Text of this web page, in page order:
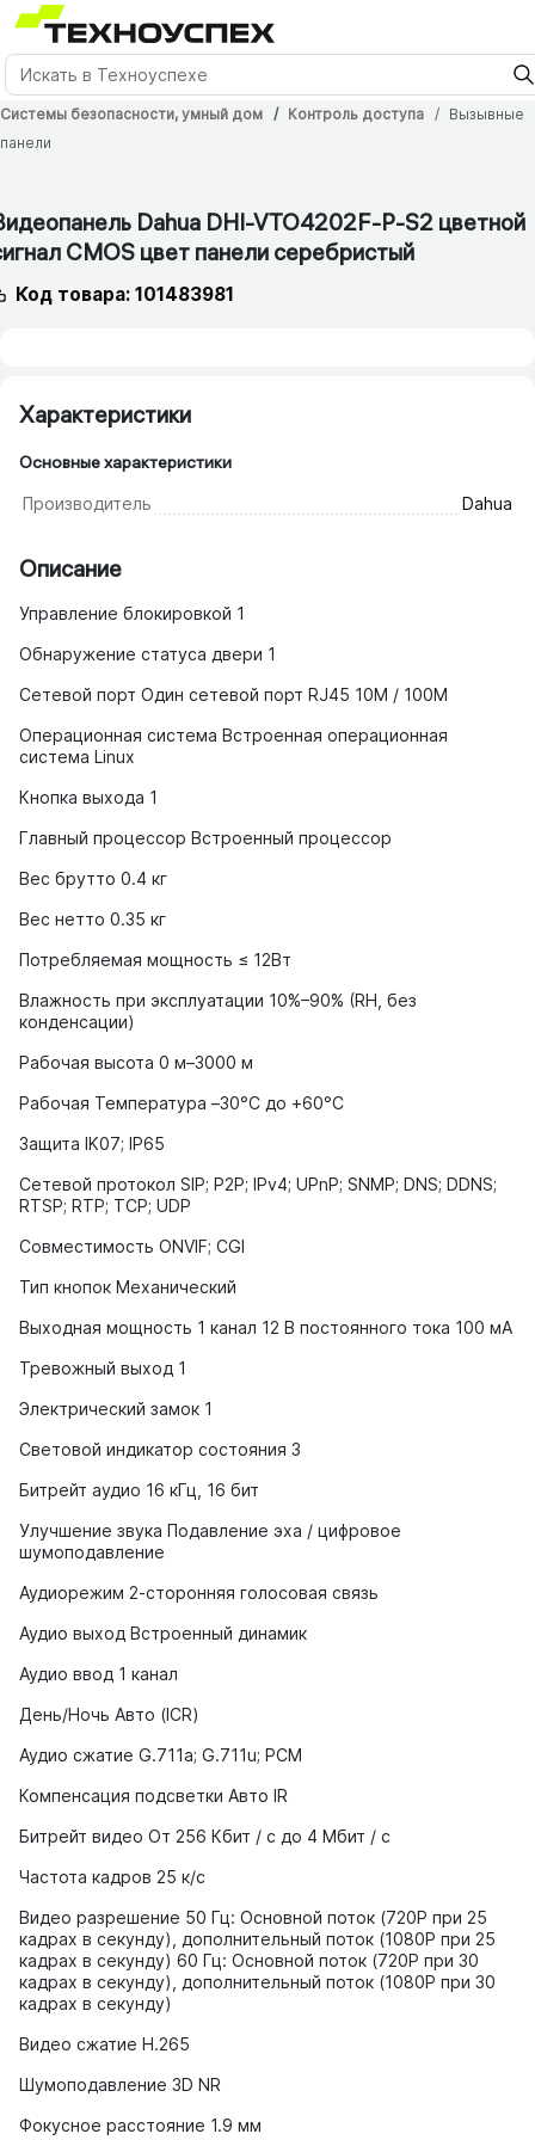
Системы безопасности, умный дом Контроль доступа
Вызывные
панели
Dahua DHI-VTO4202F-P-S2 цветной
CMOS цвет панели серебристый
Код товара: 101483981
Характеристики
Основные характеристики
Производитель Dahua
Описание
Управление блокировкой 1
Обнаружение статуса двери 1
Сетевой порт Один сетевой порт RJ45 10M / 100M
Операционная система Встроенная операционная
система Linux
Кнопка выхода 1
Главный процессор Встроенный процессор
Вес брутто 0.4 кг
Вес нетто 0.35 кг
Потребляемая мощность ≤ 12Вт
Влажность при эксплуатации 10%–90% (RH, без
конденсации)
Рабочая высота 0 м–3000 м
Рабочая Температура –30°C до +60°C
Защита IK07; IP65
Сетевой протокол SIP; P2P; IPv4; UPnP; SNMP; DNS; DDNS;
RTSP; RTP; TCP; UDP
Совместимость ONVIF; CGI
Тип кнопок Механический
Выходная мощность 1 канал 12 В постоянного тока 100 мА
Тревожный выход 1
Электрический замок 1
Световой индикатор состояния 3
Битрейт аудио 16 кГц, 16 бит
Улучшение звука Подавление эха / цифровое
шумоподавление
Аудиорежим 2-сторонняя голосовая связь
Аудио выход Встроенный динамик
Аудио ввод 1 канал
День/Ночь Авто (ICR)
Аудио сжатие G.711a; G.711u; PCM
Компенсация подсветки Авто IR
Битрейт видео От 256 Кбит / с до 4 Мбит / с
Частота кадров 25 к/с
Видео разрешение 50 Гц: Основной поток (720P при 25
кадрах в секунду), дополнительный поток (1080P при 25
кадрах в секунду) 60 Гц: Основной поток (720P при 30
кадрах в секунду), дополнительный поток (1080P при 30
кадрах в секунду)
Видео сжатие H.265
Шумоподавление 3D NR
Фокусное расстояние 1.9 мм